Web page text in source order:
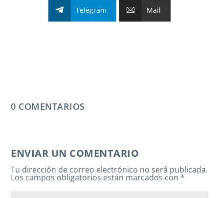
Telegram Mail
0 COMENTARIOS
ENVIAR UN COMENTARIO
Tu dirección de correo electrónico no será publicada.
Los campos obligatorios están marcados con*